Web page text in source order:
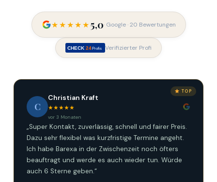
★★★★★5,0· Google · 20 Bewertungen
CHECK 24 Profis Verifizierter Profi
TOP
C
Christian Kraft
★★★★★
vor 3 Monaten
„Super Kontakt, zuverlässig, schnell und fairer Preis.
Dazu sehr flexibel was kurzfristige Termine angeht.
Ich habe Barexa in der Zwischenzeit noch öfters
beauftragt und werde es auch wieder tun. Würde
auch 6 Sterne geben.“